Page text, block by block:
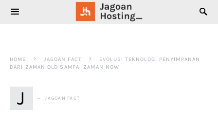
SEARCH FOR:
HOME JAGOAN FACT
EVOLUSI TEKNOLOGI PENYIMPANAN
DARI ZAMAN OLD SAMPAI ZAMAN NOW
J JAGOAN FACT